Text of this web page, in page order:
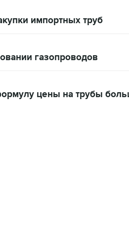
импортных труб
газопроводов
цены на трубы